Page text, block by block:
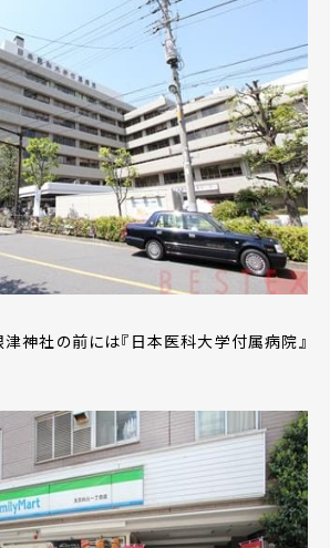
神社の前には『日本医科大学付属病院』